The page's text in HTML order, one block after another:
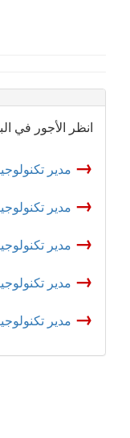
انظر الأجور في
→ مدير
→ مدير
→ مدير
→ مدير
→ مدير